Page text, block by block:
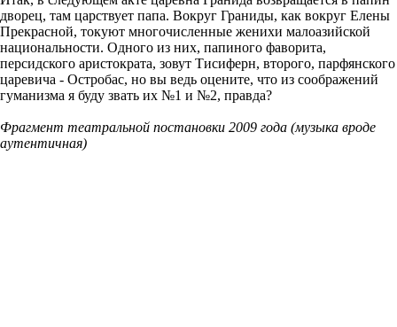
дворец, там царствует папа. Вокруг Граниды, как вокруг Елены
Прекрасной, токуют многочисленные женихи малоазийской
национальности. Одного из них, папиного фаворита,
персидского аристократа, зовут Тисиферн, второго, парфянского
царевича - Остробас, но вы ведь оцените, что из соображений
гуманизма я буду звать их №1 и №2, правда?
Фрагмент театральной постановки 2009 года (музыка вроде
аутентичная)